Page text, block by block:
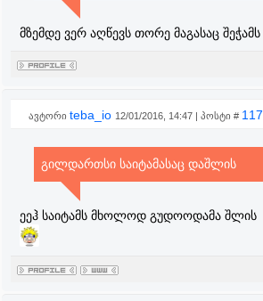
მზემდე ვერ აღწევს თორე მაგასაც შეჭამს
ავტორი teba_io 12/01/2016, 14:47 | პოსტი # 117
გილდართსი საიტამასაც დაშლის
ეეჰ საიტამს მხოლოდ გუდოოდამა შლის